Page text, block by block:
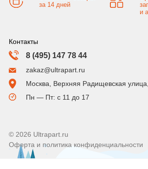
за 14 дней
и
Контакты
8 (495) 147 78 44
zakaz@ultrapart.ru
Москва, Верхняя Радищевская
Пн — Пт: с 11 до 17
© 2026 Ultrapart.ru
Оферта и политика конфиденциальности